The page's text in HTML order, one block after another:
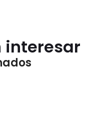
interesar